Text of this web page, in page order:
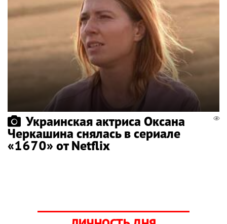
Украинская актриса Оксана
Черкашина снялась в сериале
«1670» от Netflix